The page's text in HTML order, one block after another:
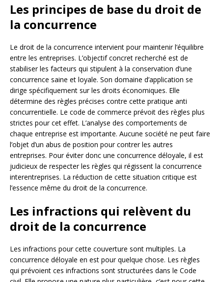
Les principes de base du droit de
la concurrence
Le droit de la concurrence intervient pour maintenir l’équilibre
entre les entreprises. L’objectif concret recherché est de
stabiliser les facteurs qui stipulent à la conservation d’une
concurrence saine et loyale. Son domaine d’application se
dirige spécifiquement sur les droits économiques. Elle
détermine des règles précises contre cette pratique anti
concurrentielle. Le code de commerce prévoit des règles plus
strictes pour cet effet. L’analyse des comportements de
chaque entreprise est importante. Aucune société ne peut faire
l’objet d’un abus de position pour contrer les autres
entreprises. Pour éviter donc une concurrence déloyale, il est
judicieux de respecter les règles qui régissent la concurrence
interentreprises. La réduction de cette situation critique est
l’essence même du droit de la concurrence.
Les infractions qui relèvent du
droit de la concurrence
Les infractions pour cette couverture sont multiples. La
concurrence déloyale en est pour quelque chose. Les règles
qui prévoient ces infractions sont structurées dans le Code